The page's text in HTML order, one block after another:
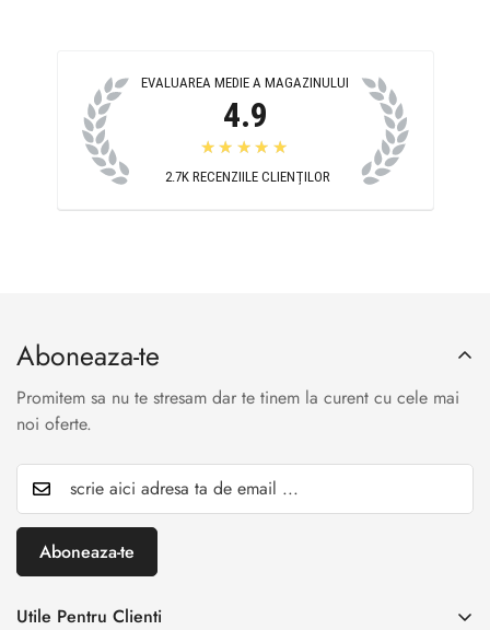
EVALUAREA MEDIE A MAGAZINULUI
4.9
★★★★★
2.7K RECENZIILE CLIENȚILOR
Aboneaza-te
Promitem sa nu te stresam dar te tinem la curent cu cele mai
noi oferte.
Aboneaza-te
Utile Pentru Clienti